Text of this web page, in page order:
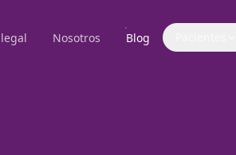
Nosotros Blog